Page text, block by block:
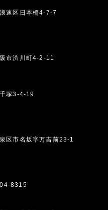
浪速区日本橋4-7-7
阪市渋川町4-2-11
千塚3-4-19
区市名坂字万吉前23-1
8315